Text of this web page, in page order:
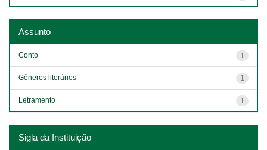
Assunto
1
Conto
1
Gêneros literários
1
Letramento
Sigla da Instituição